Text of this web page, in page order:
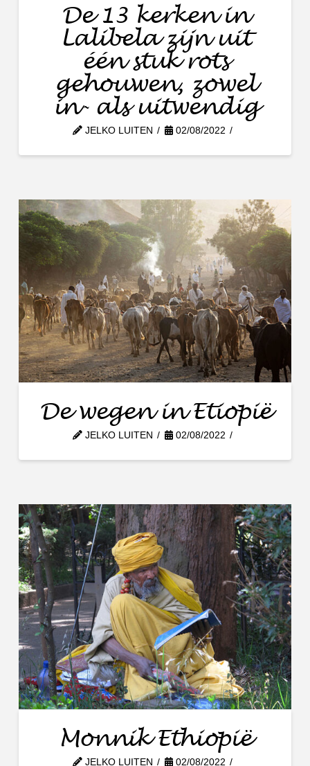
De 13 kerken in
Lalibela zijn uit
één stuk rots
gehouwen, zowel
in- als uitwendig
JELKO LUITEN 02/08/2022
De wegen in Etiopië
JELKO LUITEN 02/08/2022
Monnik Ethiopië
JELKO LUITEN 02/08/2022